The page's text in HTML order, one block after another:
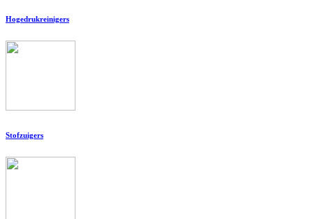
Hogedrukreinigers
Stofzuigers